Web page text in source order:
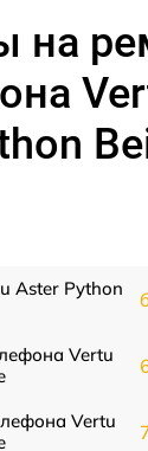
на
Aster Python
Vertu
Vertu